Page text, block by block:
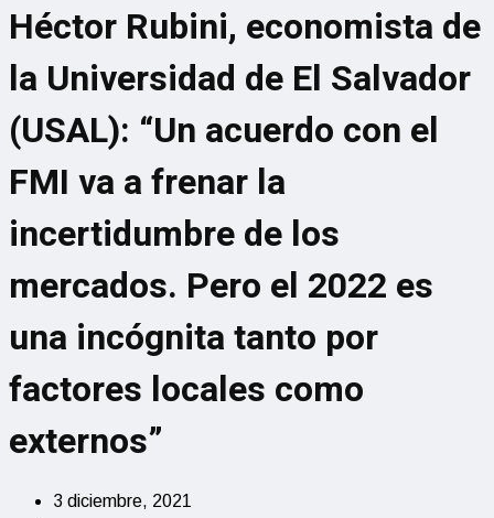
Héctor Rubini, economista de
la Universidad de El Salvador
(USAL): “Un acuerdo con el
FMI va a frenar la
incertidumbre de los
mercados. Pero el 2022 es
una incógnita tanto por
factores locales como
externos”
3 diciembre, 2021